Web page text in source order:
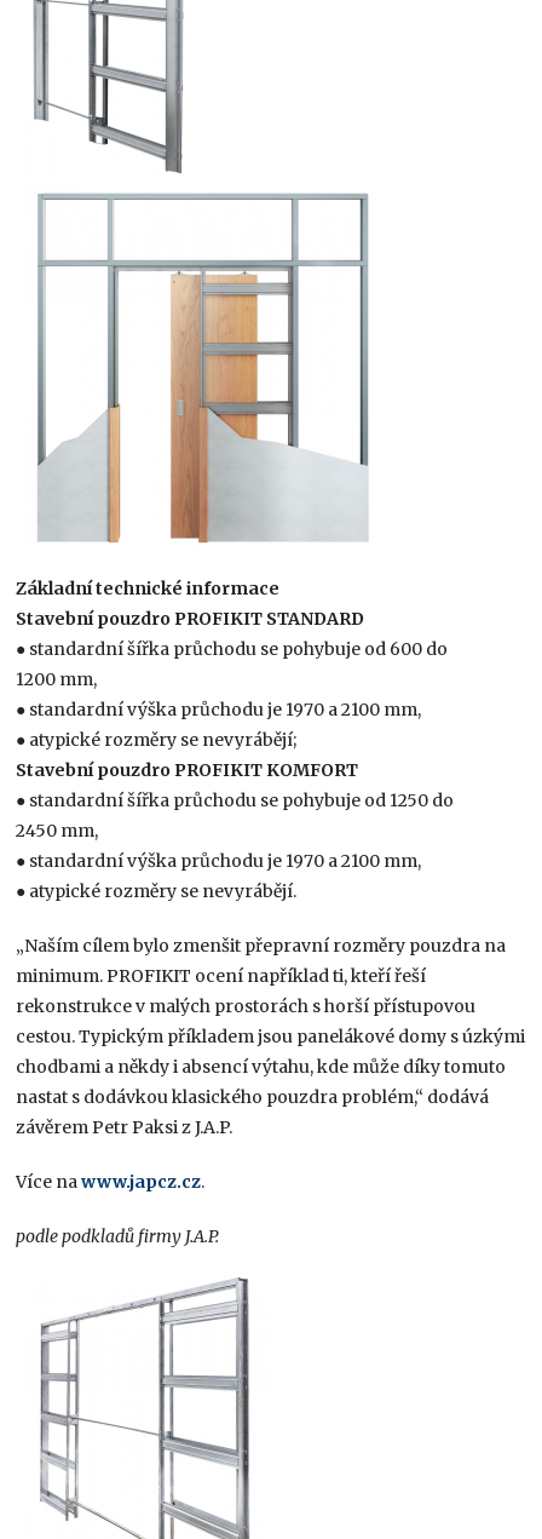
Základní technické informace
Stavební pouzdro PROFIKIT STANDARD
● standardní šířka průchodu se pohybuje od 600 do
1200 mm,
● standardní výška průchodu je 1970 a 2100 mm,
● atypické rozměry se nevyrábějí;
Stavební pouzdro PROFIKIT KOMFORT
● standardní šířka průchodu se pohybuje od 1250 do
2450 mm,
● standardní výška průchodu je 1970 a 2100 mm,
● atypické rozměry se nevyrábějí.
„Naším cílem bylo zmenšit přepravní rozměry pouzdra na
minimum. PROFIKIT ocení například ti, kteří řeší
rekonstrukce v malých prostorách s horší přístupovou
cestou. Typickým příkladem jsou panelákové domy s úzkými
chodbami a někdy i absencí výtahu, kde může díky tomuto
nastat s dodávkou klasického pouzdra problém,“ dodává
závěrem Petr Paksi z J.A.P.
Více nawww.japcz.cz.
podle podkladů firmy J.A.P.